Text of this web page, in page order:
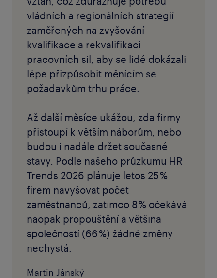
vládních a regionálních strategií
zaměřených na zvyšování
kvalifikace a rekvalifikaci
pracovních sil, aby se lidé dokázali
lépe přizpůsobit měnícím se
požadavkům trhu práce.
Až další měsíce ukážou, zda firmy
přistoupí k větším náborům, nebo
budou i nadále držet současné
stavy. Podle našeho průzkumu HR
Trends 2026 plánuje letos 25 %
firem navyšovat počet
zaměstnanců, zatímco 8 % očekává
naopak propouštění a většina
společností (66 %) žádné změny
nechystá.
Martin Jánský